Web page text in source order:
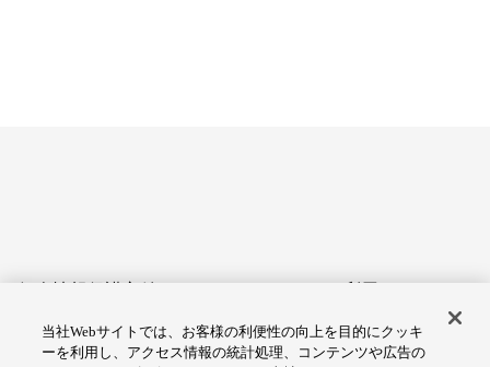
アクセシビリティへの対応
Cookie設定
当社Webサイトでは、お客様の利便性の向上を目的にクッキ
ーを利用し、アクセス情報の統計処理、コンテンツや広告の